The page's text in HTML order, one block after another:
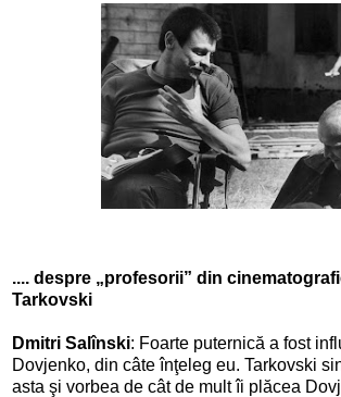
.... despre „profesorii” din
Tarkovski
Dmitri Salînski: Foarte puternică a fost
Dovjenko, din câte înţeleg eu. Tarkovski
asta şi vorbea de cât de mult îi plăcea